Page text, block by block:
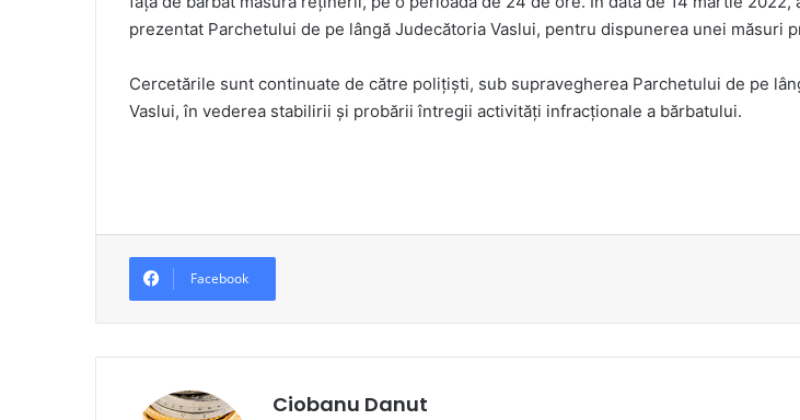
prezentat Parchetului de pe lângă Judecătoria Vaslui, pentru dispunerea unei măsuri
Cercetările sunt continuate de către polițiști, sub supravegherea Parchetului de pe
Vaslui, în vederea stabilirii și probării întregii activități infracționale a bărbatului.
Facebook
Ciobanu Danut